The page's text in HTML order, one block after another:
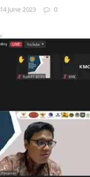
14 June 2023 0